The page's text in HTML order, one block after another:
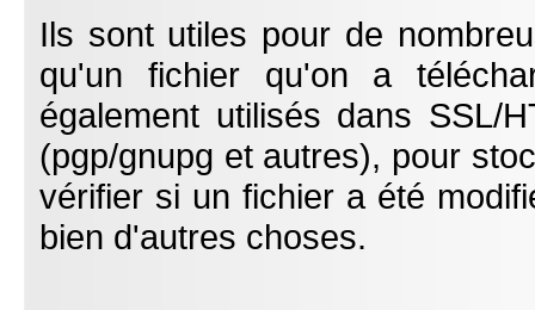
Ils sont utiles pour de
qu'un fichier qu'on a
également utilisés dans SSL/
(pgp/gnupg et autres), pour
vérifier si un fichier a été
bien d'autres choses.